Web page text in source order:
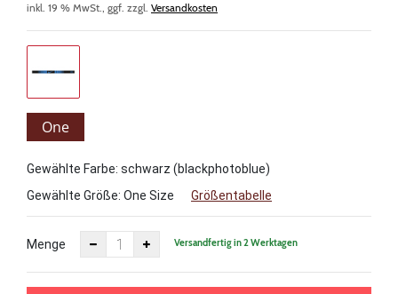
inkl. 19 % MwSt., ggf. zzgl. Versandkosten
One
Gewählte Farbe: schwarz (blackphotoblue)
Gewählte Größe: One Size Größentabelle
Menge Versandfertig in 2 Werktagen